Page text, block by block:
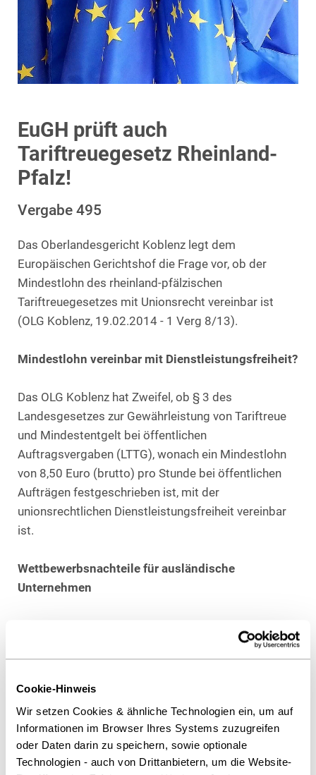
Cookie-Hinweis
Wir setzen Cookies & ähnliche Technologien ein, um auf
Informationen im Browser Ihres Systems zuzugreifen
oder Daten darin zu speichern, sowie optionale
Technologien - auch von Drittanbietern, um die Website-
EuGH prüft auch
Tariftreuegesetz Rheinland-
Pfalz!
Vergabe 495
Das Oberlandesgericht Koblenz legt dem
Europäischen Gerichtshof die Frage vor, ob der
Mindestlohn des rheinland-pfälzischen
Tariftreuegesetzes mit Unionsrecht vereinbar ist
(OLG Koblenz, 19.02.2014 - 1 Verg 8/13).
Mindestlohn vereinbar mit Dienstleistungsfreiheit?
Das OLG Koblenz hat Zweifel, ob § 3 des
Landesgesetzes zur Gewährleistung von Tariftreue
und Mindestentgelt bei öffentlichen
Auftragsvergaben (LTTG), wonach ein Mindestlohn
von 8,50 Euro (brutto) pro Stunde bei öffentlichen
Aufträgen festgeschrieben ist, mit der
unionsrechtlichen Dienstleistungsfreiheit vereinbar
ist.
Wettbewerbsnachteile für ausländische
Unternehmen
Mindestlohnregelung könnten Unternehmen aus EU-
ihrem Zugang zum Markt behindert werden. In
Mindestlohn weit unter 8,50 Euro.
Bindung über Rheinland-Pfalz hinaus